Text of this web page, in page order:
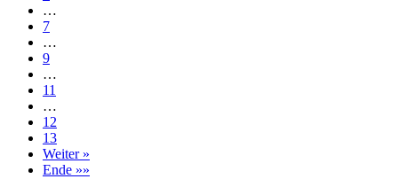
…
7
…
9
…
11
…
12
13
Weiter »
Ende »»